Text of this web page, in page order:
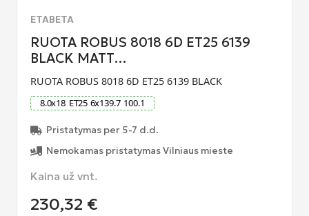
ETABETA
RUOTA ROBUS 8018 6D ET25 6139
BLACK MATT…
RUOTA ROBUS 8018 6D ET25 6139 BLACK
8.0x18 ET25 6x139.7 100.1
Pristatymas per 5-7 d.d.
Nemokamas pristatymas Vilniaus mieste
Kaina už vnt.
230,32 €